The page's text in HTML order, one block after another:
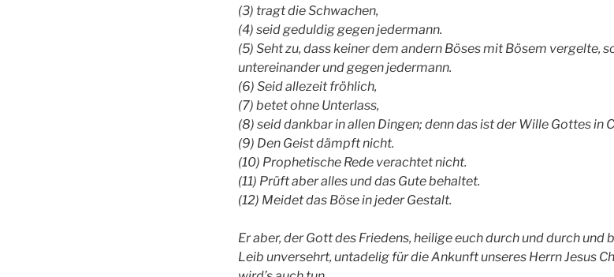
(3) tragt die Schwachen,
(4) seid geduldig gegen jedermann.
(5) Seht zu, dass keiner dem andern Böses mit Bösem vergelte,
untereinander und gegen jedermann.
(6) Seid allezeit fröhlich,
(7) betet ohne Unterlass,
(8) seid dankbar in allen Dingen; denn das ist der Wille Gottes in
(9) Den Geist dämpft nicht.
(10) Prophetische Rede verachtet nicht.
(11) Prüft aber alles und das Gute behaltet.
(12) Meidet das Böse in jeder Gestalt.
Er aber, der Gott des Friedens, heilige euch durch und durch und
Leib unversehrt, untadelig für die Ankunft unseres Herrn Jesus